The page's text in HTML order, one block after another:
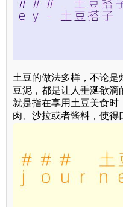
土豆的做法多样，不论是
豆泥，都是让人垂涎欲滴
就是指在享用土豆美食
肉、沙拉或者酱料，使得